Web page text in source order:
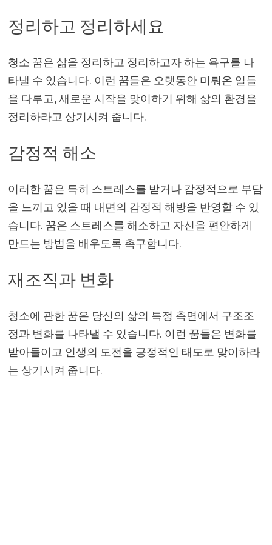
정리하고 정리하세요
청소 꿈은 삶을 정리하고 정리하고자 하는 욕구를 나
타낼 수 있습니다. 이런 꿈들은 오랫동안 미뤄온 일들
을 다루고, 새로운 시작을 맞이하기 위해 삶의 환경을
정리하라고 상기시켜 줍니다.
감정적 해소
이러한 꿈은 특히 스트레스를 받거나 감정적으로 부담
을 느끼고 있을 때 내면의 감정적 해방을 반영할 수 있
습니다. 꿈은 스트레스를 해소하고 자신을 편안하게
만드는 방법을 배우도록 촉구합니다.
재조직과 변화
청소에 관한 꿈은 당신의 삶의 특정 측면에서 구조조
정과 변화를 나타낼 수 있습니다. 이런 꿈들은 변화를
받아들이고 인생의 도전을 긍정적인 태도로 맞이하라
는 상기시켜 줍니다.